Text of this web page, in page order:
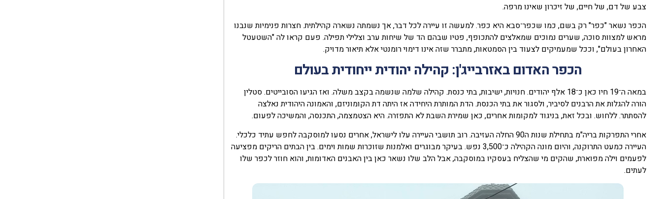
צבע של דם, של חיים, של זיכרון שאינו מרפה.
הכפר נשאר "כפר" רק בשם, כמו שכפר־סבא היא כפר. למעשה זו עיירה לכל דבר, אך נשמתה נשארה קהילתית. חצרות פנימיות שנבנו
מראש למצוות סוכה, שערים נמוכים שמאלצים להתכופף, פטיו שבהם הד של שיחות ערב וצלילי תפילה. פעם קראו לה "השטעטל
האחרון בעולם", וככל שמעמיקים לצעוד בין הסמטאות, מתברר שזה אינו דימוי רומנטי אלא תיאור מדויק.
הכפר האדום באזרבייג'ן: קהילה יהודית ייחודית בעולם
במאה ה־19 חיו כאן כ־18 אלף יהודים. חנויות, ישיבות, בתי כנסת. קהילה שלמה שנשמה בקצב משלה. ואז הגיעו הסובייטים. סטלין
הורה להגלות את הרבנים לסיביר, ולסגור את בתי הכנסת. הדת המותרת היחידה אז היתה דת הקומוניזם, והאמונה היהודית נאלצה
להסתתר. ללחוש. ובכל זאת, בניגוד למקומות אחרים, כאן שמירת השבת לא התפזרה. היא הצטמצמה, התכנסה, והמשיכה לפעום.
אחרי התפרקות בריה"מ בתחילת שנות ה90 החלה העזיבה. רוב תושבי העיירה עלו לישראל, אחרים נסעו למוסקבה לחפש עתיד כלכלי.
העיירה כמעט התרוקנה, והיום מונה הקהילה כ־3,500 נפש. בעיקר מבוגרים ואלמנות שזוכרות שמות וימים. בין הבתים הריקים מפציעה
לפעמים וילה מפוארת, שהקים מי שהצליח בעסקיו במוסקבה, אבל הלב שלו נשאר כאן בין האבנים האדומות, והוא חוזר לכפר שלו
לעתים.